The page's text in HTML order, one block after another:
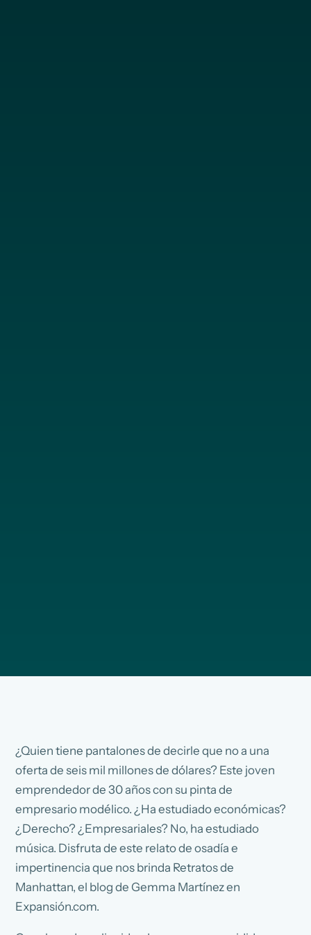
¿Quien tiene pantalones de decirle que no a una
oferta de seis mil millones de dólares? Este joven
emprendedor de 30 años con su pinta de
empresario modélico. ¿Ha estudiado económicas?
¿Derecho? ¿Empresariales? No, ha estudiado
música. Disfruta de este relato de osadía e
impertinencia que nos brinda Retratos de
Manhattan, el blog de Gemma Martínez en
Expansión.com.